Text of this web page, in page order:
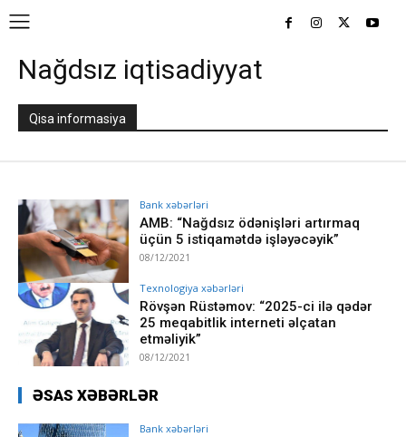
Nağdsız iqtisadiyyat
Qisa informasiya
Bank xəbərləri
AMB: “Nağdsız ödənişləri artırmaq
üçün 5 istiqamətdə işləyəcəyik”
08/12/2021
Texnologiya xəbərləri
Rövşən Rüstəmov: “2025-ci ilə qədər
25 meqabitlik interneti əlçatan
etməliyik”
08/12/2021
ƏSAS XƏBƏRLƏR
Bank xəbərləri